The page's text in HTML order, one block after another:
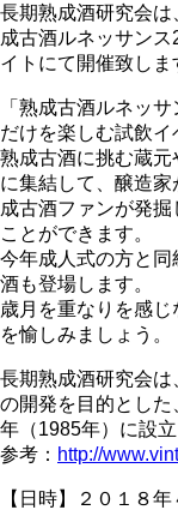
長期熟成酒研究会
成古酒ルネッサン
イトにて開催致しま
「熟成古酒ルネッ
だけを楽しむ試飲イ
熟成古酒に挑む蔵
に集結して、醸造
成古酒ファンが発
ことができます。
今年成人式の方と
酒も登場します。
歳月を重なりを感
を愉しみましょう。
長期熟成酒研究会
の開発を目的とし
年（1985年）に設
参考： http://
【日時】２０１８